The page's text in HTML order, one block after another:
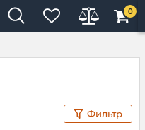
0
Фильтр